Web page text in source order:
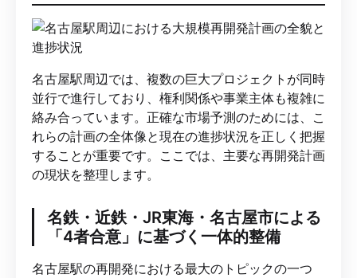
名古屋駅周辺では、複数の巨大プロジェクトが同時
並行で進行しており、権利関係や事業主体も複雑に
絡み合っています。正確な市場予測のためには、こ
れらの計画の全体像と現在の進捗状況を正しく把握
することが重要です。ここでは、主要な再開発計画
の現状を整理します。
名鉄・近鉄・JR東海・名古屋市による
「4者合意」に基づく一体的整備
名古屋駅の再開発における最大のトピックの一つ